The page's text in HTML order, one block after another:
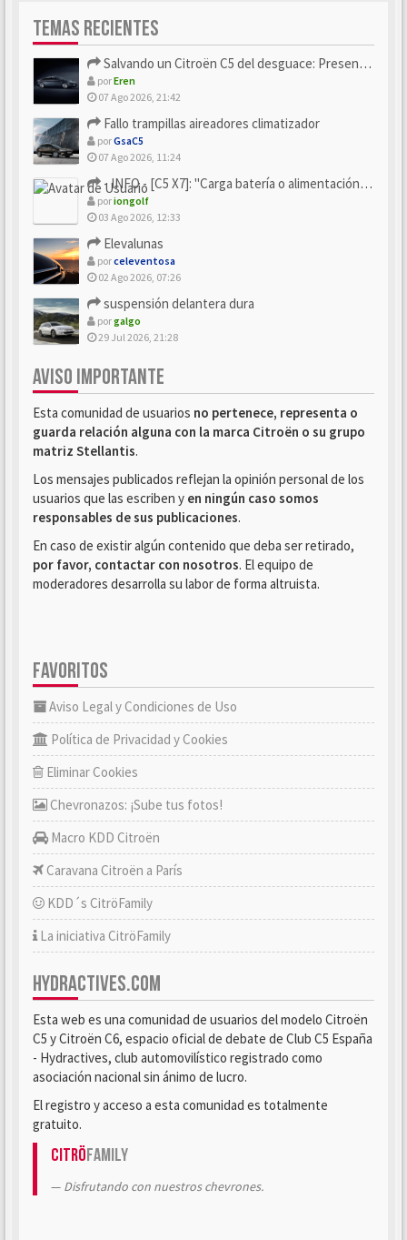
TEMAS RECIENTES
Salvando un Citroën C5 del desguace: Presentación y seguimiento
porEren
07 Ago 2026, 21:42
Fallo trampillas aireadores climatizador
porGsaC5
07 Ago 2026, 11:24
- INFO - [C5 X7]: "Carga batería o alimentación eléctri...
poriongolf
03 Ago 2026, 12:33
Elevalunas
porceleventosa
02 Ago 2026, 07:26
suspensión delantera dura
porgalgo
29 Jul 2026, 21:28
AVISO IMPORTANTE
Esta comunidad de usuarios no pertenece, representa o
guarda relación alguna con la marca Citroën o su grupo
matriz Stellantis.
Los mensajes publicados reflejan la opinión personal de los
usuarios que las escriben y en ningún caso somos
responsables de sus publicaciones.
En caso de existir algún contenido que deba ser retirado,
por favor, contactar con nosotros. El equipo de
moderadores desarrolla su labor de forma altruista.
FAVORITOS
Aviso Legal y Condiciones de Uso
Política de Privacidad y Cookies
Eliminar Cookies
Chevronazos: ¡Sube tus fotos!
Macro KDD Citroën
Caravana Citroën a París
KDD´s CitröFamily
La iniciativa CitröFamily
HYDRACTIVES.COM
Esta web es una comunidad de usuarios del modelo Citroën
C5 y Citroën C6, espacio oficial de debate de Club C5 España
- Hydractives, club automovilístico registrado como
asociación nacional sin ánimo de lucro.
El registro y acceso a esta comunidad es totalmente
gratuito.
CitröFamily
Disfrutando con nuestros chevrones.